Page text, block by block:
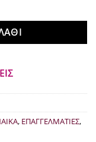
800gr ποσότητα
, ΕΠΑΓΓΕΛΜΑΤΙΕΣ,